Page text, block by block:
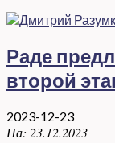
Раде
второй
2023-12-23
На: 23.12.2023